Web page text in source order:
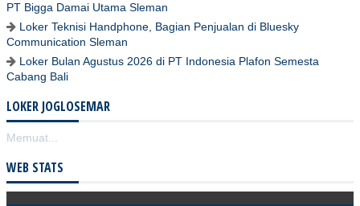
PT Bigga Damai Utama Sleman
Loker Teknisi Handphone, Bagian Penjualan di Bluesky
Communication Sleman
Loker Bulan Agustus 2026 di PT Indonesia Plafon Semesta
Cabang Bali
LOKER JOGLOSEMAR
Memuat...
WEB STATS